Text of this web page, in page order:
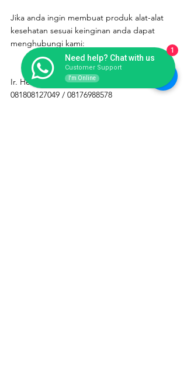
Jika anda ingin membuat produk alat-alat
kesehatan sesuai keinginan anda dapat
menghubungi kami:
Ir. Hendro Prasetyo / Neni S.W
081808127049 / 08176988578
Need help? Chat with us
Customer Support
I'm Online
1